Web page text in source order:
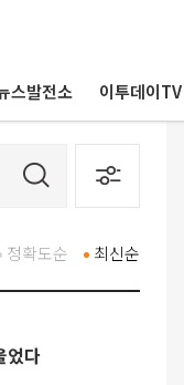
스발전소 이투데이TV
최신순
정확도순
었다